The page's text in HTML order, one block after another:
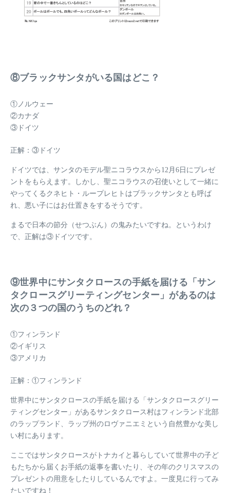
⑧ブラックサンタがいる国はどこ？
①ノルウェー
②カナダ
③ドイツ
正解：③ドイツ
ドイツでは、サンタのモデル聖ニコラウスから12月6日にプレゼ
ントをもらえます。しかし、聖ニコラウスの召使いとして一緒に
やってくるクネヒト・ループレヒトはブラックサンタとも呼ば
れ、悪い子にはお仕置きをするそうです。
まるで日本の節分（せつぶん）の鬼みたいですね。というわけ
で、正解は③ドイツです。
⑨世界中にサンタクロースの手紙を届ける「サン
タクロースグリーティングセンター」があるのは
次の３つの国のうちのどれ？
①フィンランド
②イギリス
③アメリカ
正解：①フィンランド
世界中にサンタクロースの手紙を届ける「サンタクロースグリー
ティングセンター」があるサンタクロース村はフィンランド北部
のラップランド、ラップ州のロヴァニエミという自然豊かな美し
い村にあります。
ここではサンタクロースがトナカイと暮らしていて世界中の子ど
もたちから届くお手紙の返事を書いたり、その年のクリスマスの
プレゼントの用意をしたりしているんですよ。一度見に行ってみ
たいですね！